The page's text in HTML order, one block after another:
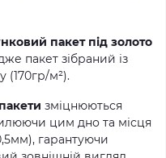
пакет під золото
пакет зібраний із
(170гр/м²).
зміцнюються
цим дно та місця
гарантуючи